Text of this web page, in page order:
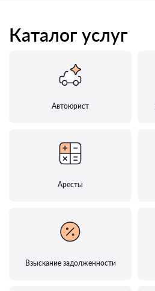
Каталог услуг
Автоюрист
Аресты
Взыскание задолженности